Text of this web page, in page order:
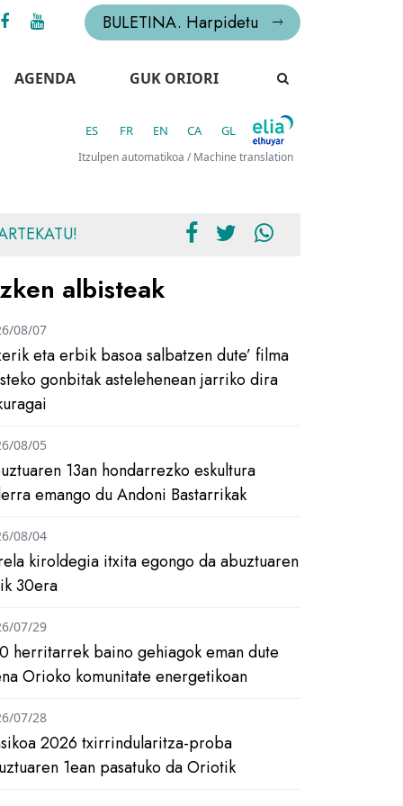
BULETINA. Harpidetu
AGENDA GUK ORIORI
ES FR EN CA GL
Itzulpen automatikoa / Machine translation
albisteak
eta erbik basoa salbatzen dute’ filma
gonbitak astelehenean jarriko dira
08/07
13an hondarrezko eskultura
emango du Andoni Bastarrikak
08/05
kiroldegia itxita egongo da abuztuaren
30era
08/04
herritarrek baino gehiagok eman dute
Orioko komunitate energetikoan
07/29
2026 txirrindularitza-proba
1ean pasatuko da Oriotik
07/28